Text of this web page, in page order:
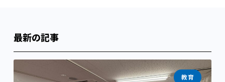
最新の記事
教育